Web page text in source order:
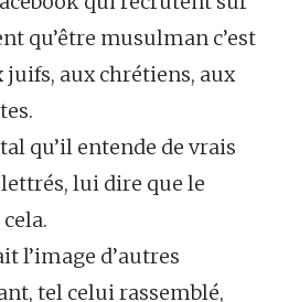
qu’être musulman c’est
juifs, aux chrétiens, aux
qu’il entende de vrais
lui dire que le
l’image d’autres
tel celui rassemblé,